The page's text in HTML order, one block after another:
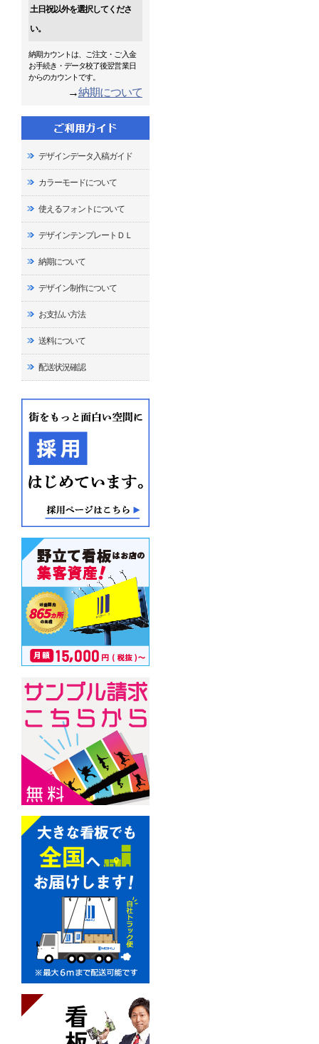
土日祝以外を選択してくださ
い。
納期カウントは、ご注文・ご入金
お手続き・データ校了後翌営業日
からのカウントです。
→納期について
デザインデータ入稿ガイド
カラーモードについて
使えるフォントについて
デザインテンプレートＤＬ
納期について
デザイン制作について
お支払い方法
送料について
配送状況確認